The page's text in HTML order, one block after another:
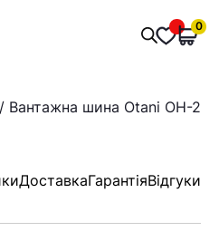
Пошук
товарів
0
/ Вантажна шина Otani OH-
ДоставкаГарантіяВідгуки